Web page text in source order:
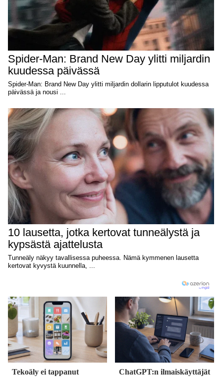
Tekoäly ei tappanut
ChatGPT:n ilmaiskäyttäjät